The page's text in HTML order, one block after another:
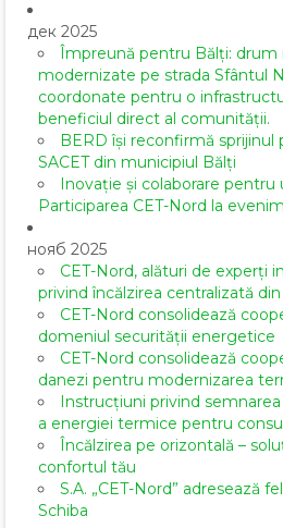
дек 2025
Împreună pentru Bălți: drum
modernizate pe strada Sfântul
coordonate pentru o
beneficiul direct al comunității.
BERD își reconfirmă
SACET din municipiul Bălți
Inovație și colaborare pentru
Participarea CET-Nord la
нояб 2025
CET-Nord, alături de experți
privind încălzirea centralizată
CET-Nord consolidează
domeniul securității energetice
CET-Nord consolidează
danezi pentru modernizarea
Instrucțiuni privind
a energiei termice pentru
Încălzirea pe orizontală –
confortul tău
S.A. „CET-Nord” adresează
Schiba